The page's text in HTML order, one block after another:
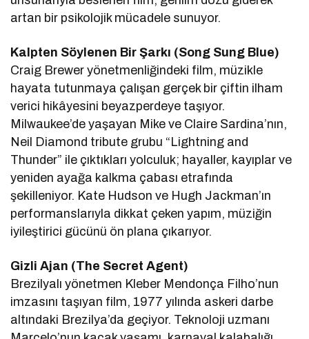
artan bir psikolojik mücadele sunuyor.
Kalpten Söylenen Bir Şarkı (Song Sung Blue)
Craig Brewer yönetmenliğindeki film, müzikle
hayata tutunmaya çalışan gerçek bir çiftin ilham
verici hikâyesini beyazperdeye taşıyor.
Milwaukee’de yaşayan Mike ve Claire Sardina’nın,
Neil Diamond tribute grubu “Lightning and
Thunder” ile çıktıkları yolculuk; hayaller, kayıplar ve
yeniden ayağa kalkma çabası etrafında
şekilleniyor. Kate Hudson ve Hugh Jackman’ın
performanslarıyla dikkat çeken yapım, müziğin
iyileştirici gücünü ön plana çıkarıyor.
Gizli Ajan (The Secret Agent)
Brezilyalı yönetmen Kleber Mendonça Filho’nun
imzasını taşıyan film, 1977 yılında askeri darbe
altındaki Brezilya’da geçiyor. Teknoloji uzmanı